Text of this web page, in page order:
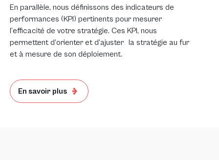
En parallèle, nous définissons des indicateurs de
performances (KPI) pertinents pour mesurer
l’efficacité de votre stratégie. Ces KPI, nous
permettent d’orienter et d’ajuster la stratégie au fur
et à mesure de son déploiement.
En savoir plus